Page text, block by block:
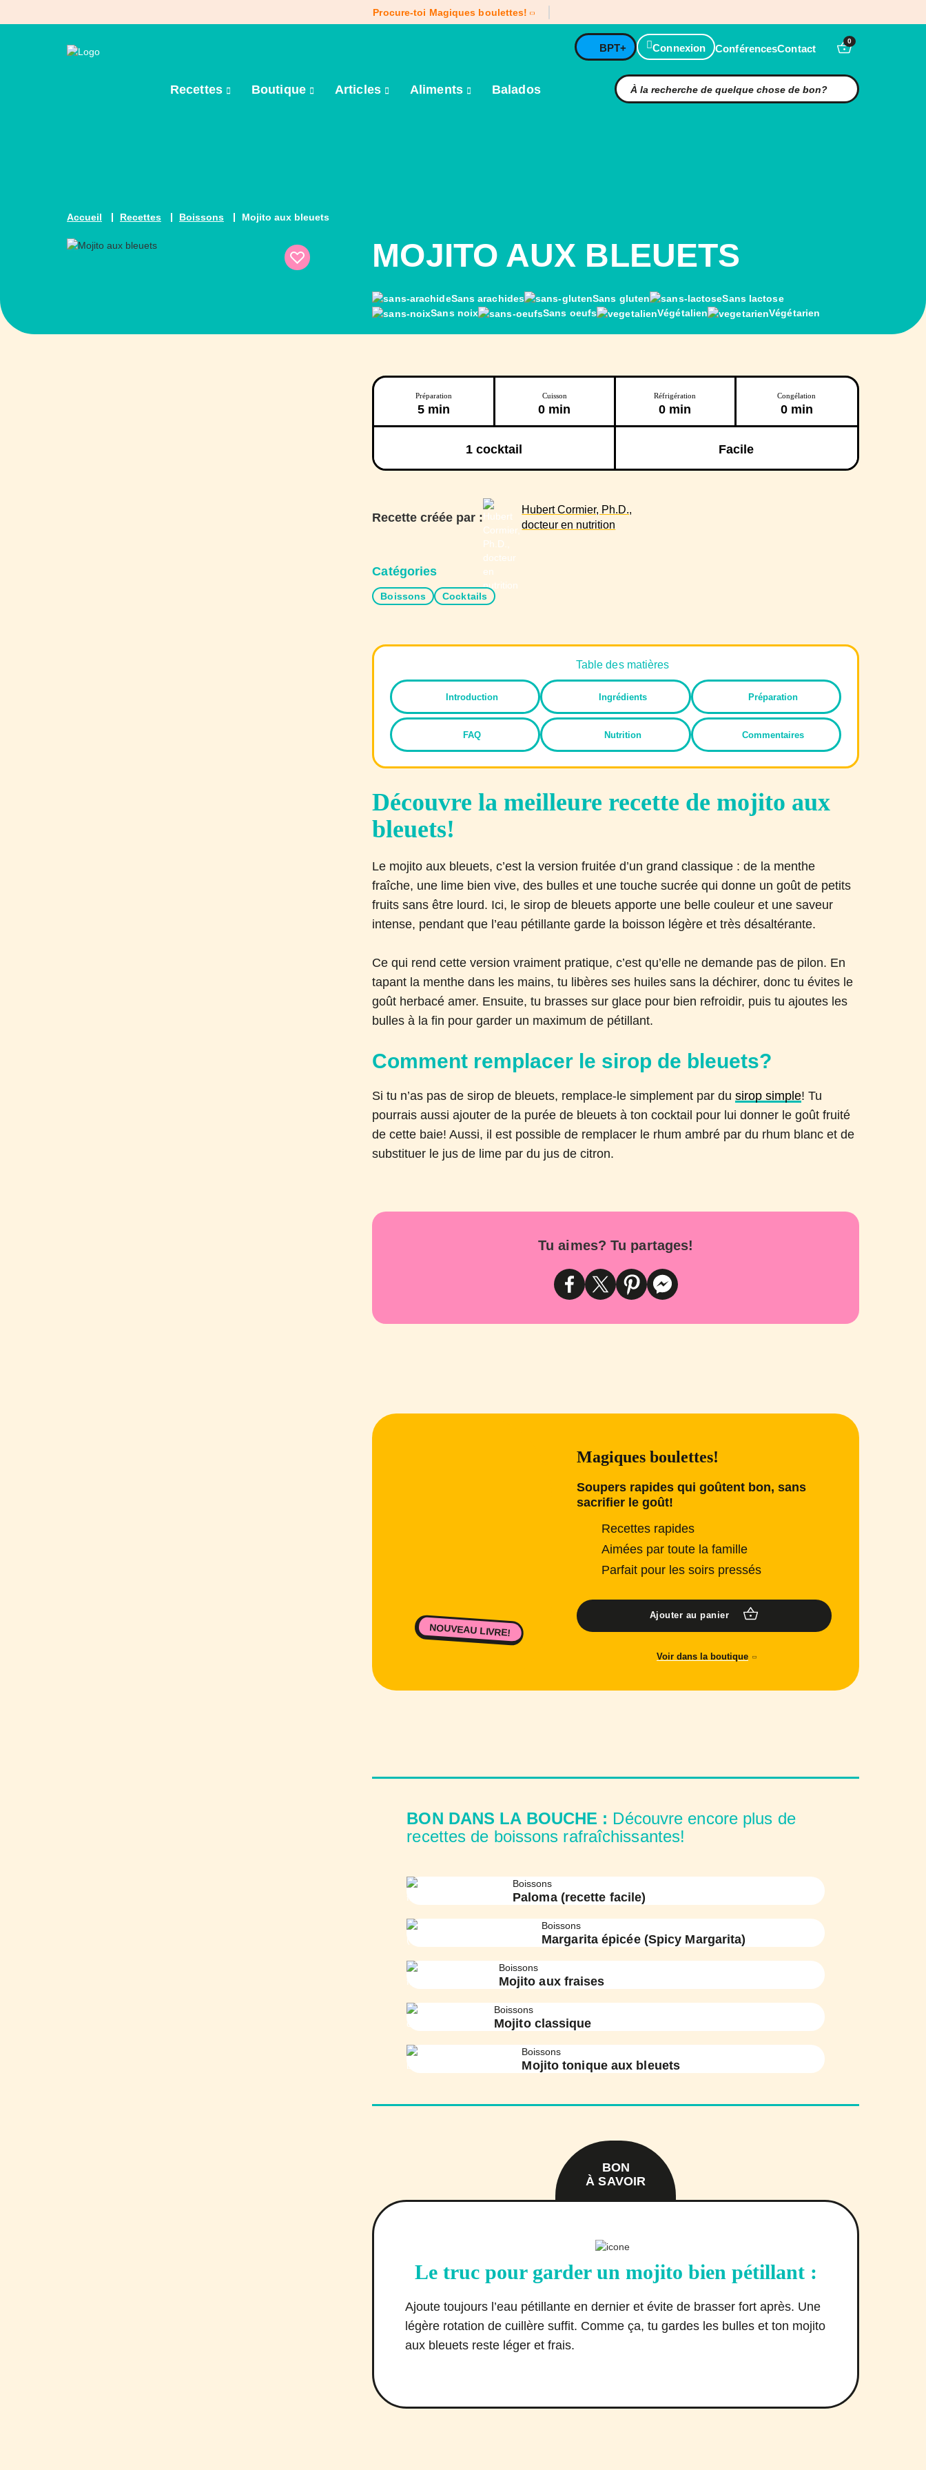
Procure-toi Magiques boulettes!
BPT+ Connexion ConférencesContact
0
Recettes Boutique Articles Aliments Balados
Accueil Recettes Boissons Mojito aux bleuets
MOJITO AUX BLEUETS
Sans arachides Sans gluten
Sans lactose
Sans noix
Sans oeufs Végétalien Végétarien
Préparation
5 min
Cuisson
0 min
Réfrigération
0 min
Congélation
0 min
1cocktail Facile
Recette créée par :
Hubert Cormier, Ph.D.,
docteur en nutrition
Catégories
Boissons Cocktails
Table des matières
Introduction Ingrédients Préparation
FAQ Nutrition Commentaires
Découvre la meilleure recette de mojito aux
bleuets!
Le mojito aux bleuets, c’est la version fruitée d’un grand classique : de la menthe
fraîche, une lime bien vive, des bulles et une touche sucrée qui donne un goût de petits
fruits sans être lourd. Ici, le sirop de bleuets apporte une belle couleur et une saveur
intense, pendant que l’eau pétillante garde la boisson légère et très désaltérante.
Ce qui rend cette version vraiment pratique, c’est qu’elle ne demande pas de pilon. En
tapant la menthe dans les mains, tu libères ses huiles sans la déchirer, donc tu évites le
goût herbacé amer. Ensuite, tu brasses sur glace pour bien refroidir, puis tu ajoutes les
bulles à la fin pour garder un maximum de pétillant.
Comment remplacer le sirop de bleuets?
Si tu n’as pas de sirop de bleuets, remplace-le simplement par dusirop simple! Tu
pourrais aussi ajouter de la purée de bleuets à ton cocktail pour lui donner le goût fruité
de cette baie! Aussi, il est possible de remplacer le rhum ambré par du rhum blanc et de
substituer le jus de lime par du jus de citron.
Tu aimes? Tu partages!
Magiques boulettes!
Soupers rapides qui goûtent bon, sans
sacrifier le goût!
Recettes rapides
Aimées par toute la famille
Parfait pour les soirs pressés
Ajouter au panier
Voir dans la boutique
NOUVEAU LIVRE!
BON DANS LA BOUCHE : Découvre encore plus de
recettes de boissons rafraîchissantes!
Boissons
Paloma (recette facile)
Boissons
Margarita épicée (Spicy Margarita)
Boissons
Mojito aux fraises
Boissons
Mojito classique
Boissons
Mojito tonique aux bleuets
BON
À SAVOIR
Le truc pour garder un mojito bien pétillant :
Ajoute toujours l’eau pétillante en dernier et évite de brasser fort après. Une
légère rotation de cuillère suffit. Comme ça, tu gardes les bulles et ton mojito
aux bleuets reste léger et frais.